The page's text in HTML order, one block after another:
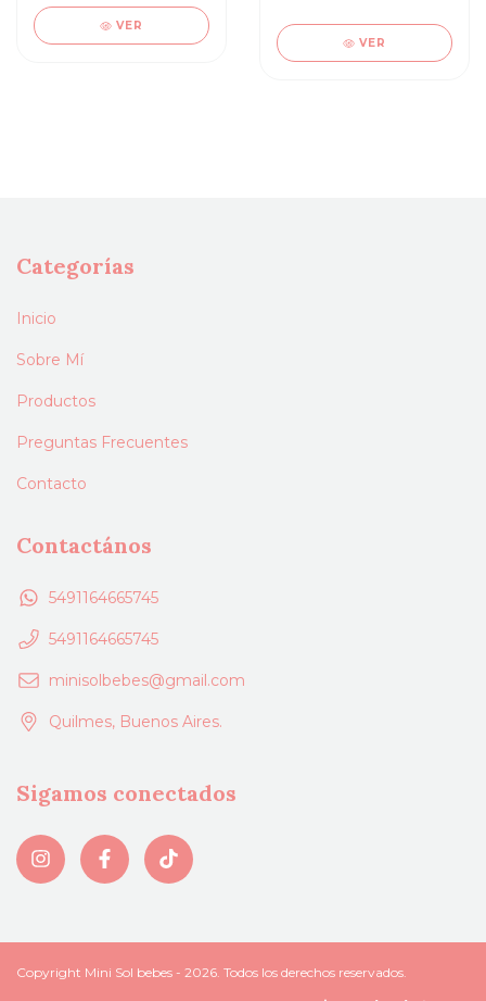
VER
VER
Categorías
Inicio
Sobre Mí
Productos
Preguntas Frecuentes
Contacto
Contactános
5491164665745
5491164665745
minisolbebes@gmail.com
Quilmes, Buenos Aires.
Sigamos conectados
Copyright Mini Sol bebes - 2026. Todos los derechos reservados.